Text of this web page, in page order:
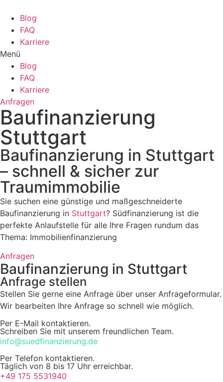
Inhalt
wechseln
Blog
FAQ
Karriere
Menü
Blog
FAQ
Karriere
Anfragen
Baufinanzierung
Stuttgart
Baufinanzierung in Stuttgart
– schnell & sicher zur
Traumimmobilie
Sie suchen eine günstige und maßgeschneiderte
Baufinanzierung in Stuttgart? Südfinanzierung ist die
perfekte Anlaufstelle für alle Ihre Fragen rundum das
Thema: Immobilienfinanzierung
Anfragen
Baufinanzierung in Stuttgart
Anfrage stellen
Stellen Sie gerne eine Anfrage über unser Anfrageformular.
Wir bearbeiten Ihre Anfrage so schnell wie möglich.
Per E-Mail kontaktieren.
Schreiben Sie mit unserem freundlichen Team.
info@suedfinanzierung.de
Per Telefon kontaktieren.
Täglich von 8 bis 17 Uhr erreichbar.
+49 175 5531940